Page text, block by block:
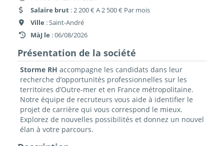
Salaire brut : 2 200 € A 2 500 € Par mois
Ville : Saint-André
MàJ le : 06/08/2026
Présentation de la société
Storme RH accompagne les candidats dans leur
recherche d’opportunités professionnelles sur les
territoires d’Outre-mer et en France métropolitaine.
Notre équipe de recruteurs vous aide à identifier le
projet de carrière qui vous correspond le mieux.
Explorez de nouvelles possibilités et donnez un nouvel
élan à votre parcours.